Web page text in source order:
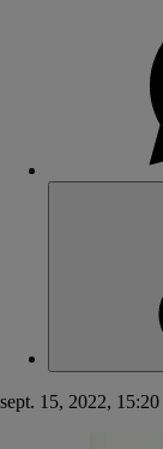
sept. 15, 2022, 15:20